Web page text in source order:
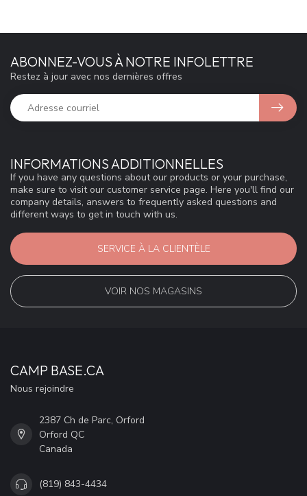
INFORMATIONS ADDITIONNELLES
If you have any questions about our products or your purchase,
make sure to visit our customer service page. Here you'll find our
company details, answers to frequently asked questions and
different ways to get in touch with us.
SERVICE À LA CLIENTÈLE
VOIR NOS MAGASINS
ABONNEZ-VOUS À NOTRE INFOLETTRE
Restez à jour avec nos dernières offres
CAMP BASE.CA
Nous rejoindre
2387 Ch de Parc, Orford
Orford QC
Canada
(819) 843-4434